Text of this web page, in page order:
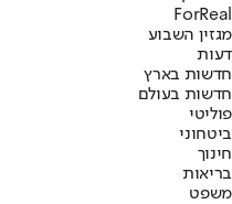
ForReal
מגזין השבוע
דעות
חדשות בארץ
חדשות בעולם
פוליטי
ביטחוני
חינוך
בריאות
משפט